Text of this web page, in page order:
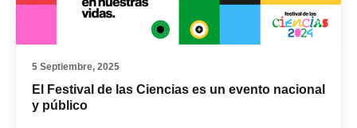
5 Septiembre, 2025
El Festival de las Ciencias es un evento nacional
y público